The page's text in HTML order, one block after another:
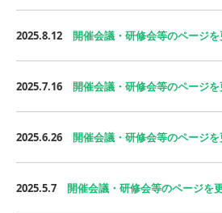
2025.8.12 開催会議・研修会等のページを
2025.7.16 開催会議・研修会等のページを
2025.6.26 開催会議・研修会等のページを
2025.5.7 開催会議・研修会等のページを